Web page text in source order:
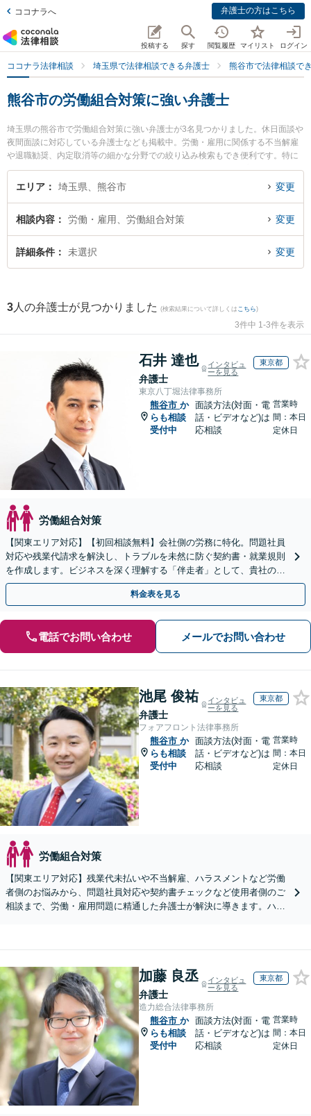
ココナラへ 弁護士の方はこちら
投稿する 探す 閲覧履歴 マイリスト ログイン
ココナラ法律相談 埼玉県で法律相談できる弁護士 熊谷市で法律相談で
熊谷市の労働組合対策に強い弁護士
埼玉県の熊谷市で労働組合対策に強い弁護士が3名見つかりました。休日面談や
夜間面談に対応している弁護士なども掲載中。労働・雇用に関係する不当解雇
や退職勧奨、内定取消等の細かな分野での絞り込み検索もでき便利です。特に
大地法律事務所の吉野 大地弁護士やかごはら法律事務所の木村 憲司弁護士、青
山法律事務所の青山 智京弁護士のプロフィール情報や弁護士費用、強みなどが
近くの弁護士を検索したい』『初回相談無料で労働組合対策を法律相談できる
熊谷市内の弁護士に相談予約したい』などでお困りの相談者さんにおすすめで
す。
エリア 埼玉県、熊谷市 変更
相談内容 労働・雇用、労働組合対策 変更
詳細条件 未選択 変更
3 人の弁護士が見つかりました (検索結果について詳しくは こちら)
3件中 1-3件を表示
石井 達也
弁護士
インタビュ
ーを見る
東京都
東京八丁堀法律事務所
熊谷市 か
らも相談
受付中
面談方法(対面・電
話・ビデオなど)は
応相談
営業時
間：本日
定休日
労働組合対策
【関東エリア対応】【初回相談無料】会社側の労務に特化。問題社員
対応や残業代請求を解決し、トラブルを未然に防ぐ契約書・就業規則
を作成します。ビジネスを深く理解する「伴走者」として、貴社の利
益と今後の事業成長を守り抜きます。
料金表を見る
電話でお問い合わせ メールでお問い合わせ
池尾 俊祐
弁護士
インタビュ
ーを見る
東京都
フォアフロント法律事務所
熊谷市 か
らも相談
受付中
面談方法(対面・電
話・ビデオなど)は
応相談
営業時
間：本日
定休日
労働組合対策
【関東エリア対応】残業代未払いや不当解雇、ハラスメントなど労働
者側のお悩みから、問題社員対応や契約書チェックなど使用者側のご
相談まで、労働・雇用問題に精通した弁護士が解決に導きます。ハラ
加藤 良丞
弁護士
インタビュ
ーを見る
東京都
造力総合法律事務所
熊谷市 か
らも相談
受付中
面談方法(対面・電
話・ビデオなど)は
応相談
営業時
間：本日
定休日